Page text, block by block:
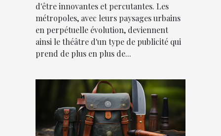
d'être innovantes et percutantes. Les
métropoles, avec leurs paysages urbains
en perpétuelle évolution, deviennent
ainsi le théâtre d'un type de publicité qui
prend de plus en plus de...